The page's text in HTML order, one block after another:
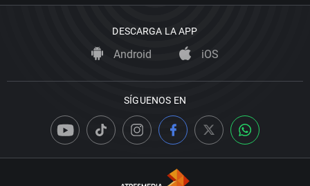
DESCARGA LA APP
Android iOS
SÍGUENOS EN